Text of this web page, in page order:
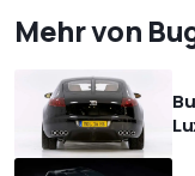
Mehr von